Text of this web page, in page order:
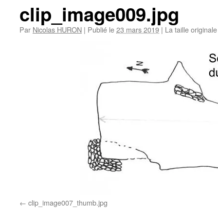
clip_image009.jpg
Par Nicolas HURON | Publié le23 mars 2019 | La taille
clip_image007_thumb.jpg